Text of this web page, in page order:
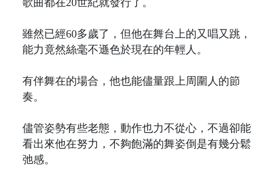
雖然已經60多歲了，但他在舞台上的又唱又跳，
能力竟然絲毫不遜色於現在的年輕人。
有伴舞在的場合，他也能儘量跟上周圍人的節
奏。
儘管姿勢有些老態，動作也力不從心，不過卻能
看出來他在努力，不夠飽滿的舞姿倒是有幾分鬆
弛感。